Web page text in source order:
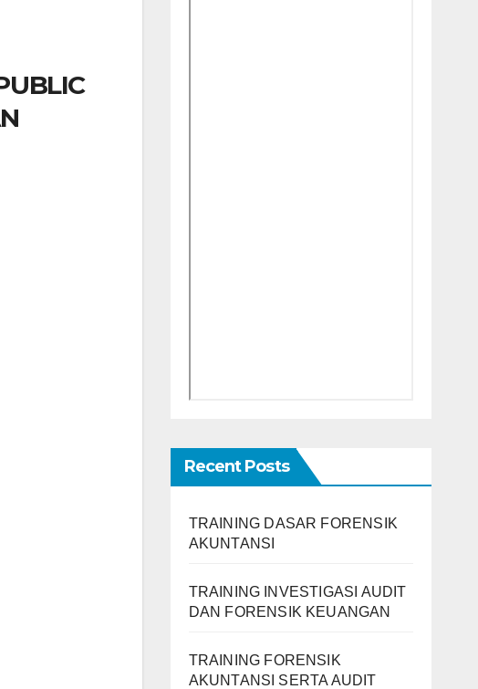
Recent Posts
TRAINING DASAR FORENSIK
AKUNTANSI
TRAINING INVESTIGASI AUDIT
DAN FORENSIK KEUANGAN
TRAINING FORENSIK
AKUNTANSI SERTA AUDIT